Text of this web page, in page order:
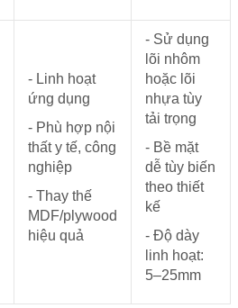
- Linh hoạt
ứng dụng
- Phù hợp nội
thất y tế, công
nghiệp
- Thay thế
MDF/plywood
hiệu quả
- Sử dụng
lõi nhôm
hoặc lõi
nhựa tùy
tải trọng
- Bề mặt
dễ tùy biến
theo thiết
kế
- Độ dày
linh hoạt:
5–25mm